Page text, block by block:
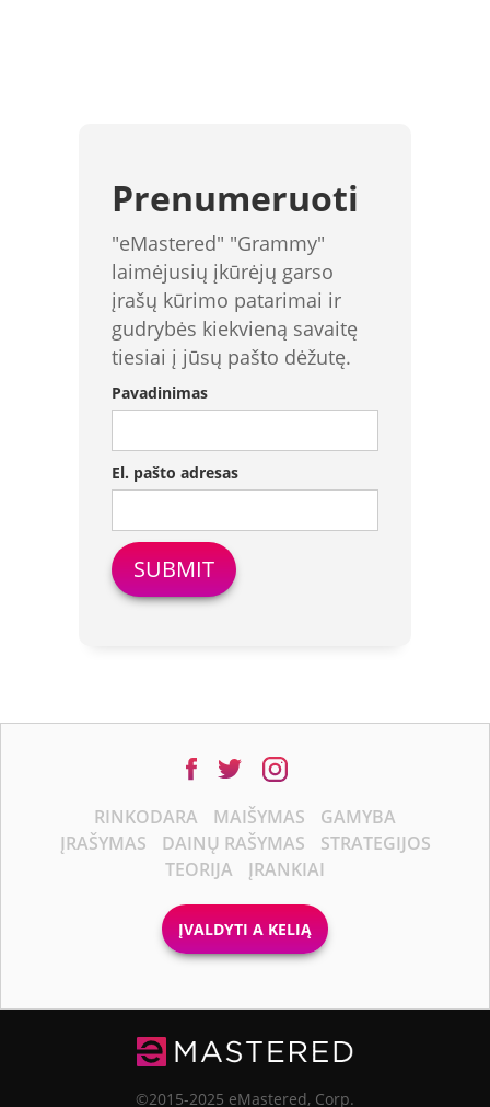
Prenumeruoti
"eMastered" "Grammy"
laimėjusių įkūrėjų garso
įrašų kūrimo patarimai ir
gudrybės kiekvieną savaitę
tiesiai į jūsų pašto dėžutę.
Pavadinimas
El. pašto adresas
RINKODARA MAIŠYMAS
GAMYBA
ĮRAŠYMAS
DAINŲ RAŠYMAS
STRATEGIJOS
TEORIJA
ĮRANKIAI
ĮVALDYTI A KELIĄ
©2015-2025 eMastered, Corp.